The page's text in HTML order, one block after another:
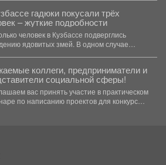
гадюки покусали трёх
– жуткие подробности
человек в Кузбассе подверглись
ядовитых змей. В одном случае
коллеги, предприниматели и
социальной сферы!
вас принять участие в практическом
по написанию проектов для конкурсов